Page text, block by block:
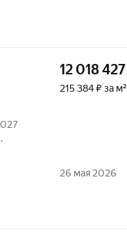
12 018 427
215 384 ₽ за м²
26 мая 2026